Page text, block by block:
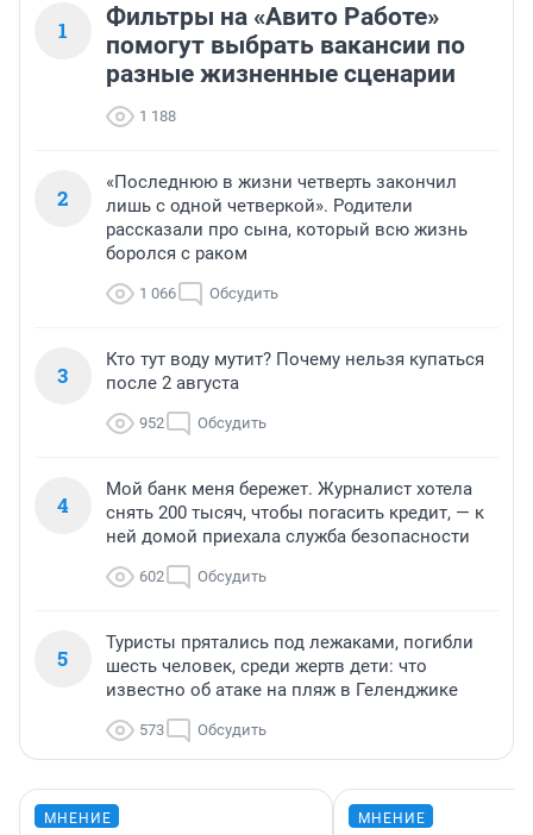
1
Фильтры на «Авито Работе»
помогут выбрать вакансии по
разные жизненные сценарии
1 188
2
«Последнюю в жизни четверть закончил
лишь с одной четверкой». Родители
рассказали про сына, который всю жизнь
боролся с раком
1 066 Обсудить
3
Кто тут воду мутит? Почему нельзя купаться
после 2 августа
952 Обсудить
4
Мой банк меня бережет. Журналист хотела
снять 200 тысяч, чтобы погасить кредит, — к
ней домой приехала служба безопасности
602 Обсудить
5
Туристы прятались под лежаками, погибли
шесть человек, среди жертв дети: что
известно об атаке на пляж в Геленджике
573 Обсудить
МНЕНИЕ МНЕНИЕ